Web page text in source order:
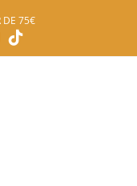
DE 75€